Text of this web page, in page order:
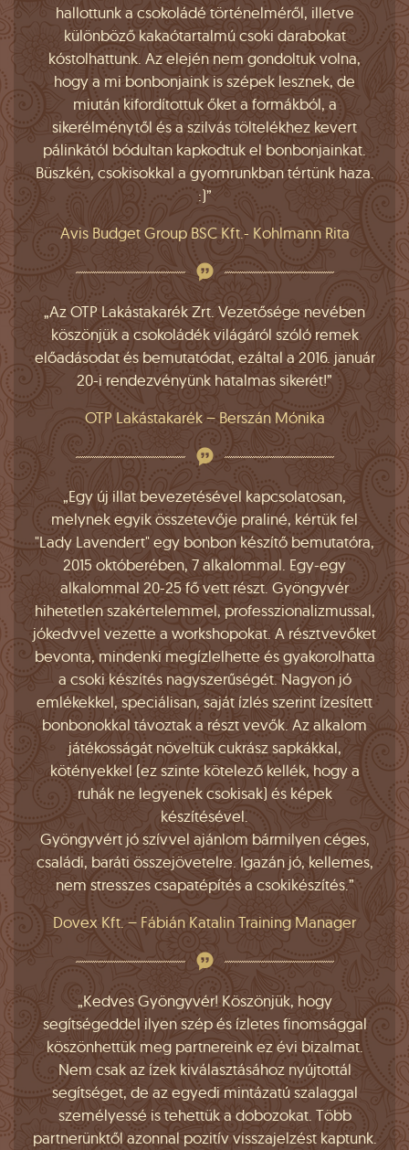
hallottunk a csokoládé történelméről, illetve
különböző kakaótartalmú csoki darabokat
kóstolhattunk. Az elején nem gondoltuk volna,
hogy a mi bonbonjaink is szépek lesznek, de
miután kifordítottuk őket a formákból, a
sikerélménytől és a szilvás töltelékhez kevert
pálinkától bódultan kapkodtuk el bonbonjainkat.
Büszkén, csokisokkal a gyomrunkban tértünk haza.
:)”
Avis Budget Group BSC Kft.- Kohlmann Rita
„Az OTP Lakástakarék Zrt. Vezetősége nevében
köszönjük a csokoládék világáról szóló remek
előadásodat és bemutatódat, ezáltal a 2016. január
20-i rendezvényünk hatalmas sikerét!”
OTP Lakástakarék – Berszán Mónika
„Egy új illat bevezetésével kapcsolatosan,
melynek egyik összetevője praliné, kértük fel
"Lady Lavendert" egy bonbon készítő bemutatóra,
2015 októberében, 7 alkalommal. Egy-egy
alkalommal 20-25 fő vett részt. Gyöngyvér
hihetetlen szakértelemmel, professzionalizmussal,
jókedvvel vezette a workshopokat. A résztvevőket
bevonta, mindenki megízlelhette és gyakorolhatta
a csoki készítés nagyszerűségét. Nagyon jó
emlékekkel, speciálisan, saját ízlés szerint ízesített
bonbonokkal távoztak a részt vevők. Az alkalom
játékosságát növeltük cukrász sapkákkal,
kötényekkel (ez szinte kötelező kellék, hogy a
ruhák ne legyenek csokisak) és képek
készítésével.
Gyöngyvért jó szívvel ajánlom bármilyen céges,
családi, baráti összejövetelre. Igazán jó, kellemes,
nem stresszes csapatépítés a csokikészítés.”
Dovex Kft. – Fábián Katalin Training Manager
„Kedves Gyöngyvér! Köszönjük, hogy
segítségeddel ilyen szép és ízletes finomsággal
köszönhettük meg partnereink ez évi bizalmat.
Nem csak az ízek kiválasztásához nyújtottál
segítséget, de az egyedi mintázatú szalaggal
személyessé is tehettük a dobozokat. Több
partnerünktől azonnal pozitív visszajelzést kaptunk.